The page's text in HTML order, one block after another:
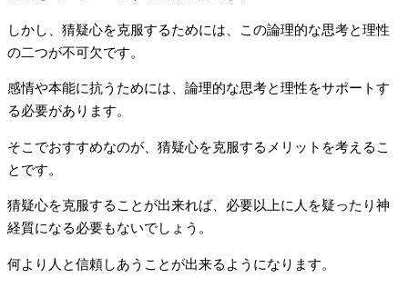
しかし、猜疑心を克服するためには、この論理的な思考と理性
の二つが不可欠です。
感情や本能に抗うためには、論理的な思考と理性をサポートす
る必要があります。
そこでおすすめなのが、猜疑心を克服するメリットを考えるこ
とです。
猜疑心を克服することが出来れば、必要以上に人を疑ったり神
経質になる必要もないでしょう。
何より人と信頼しあうことが出来るようになります。